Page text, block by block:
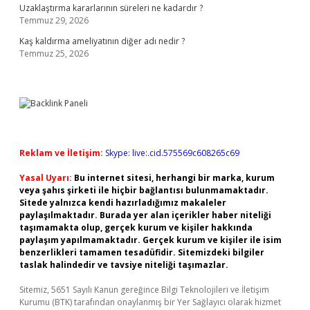
Uzaklaştırma kararlarının süreleri ne kadardır ?
Temmuz 29, 2026
Kaş kaldırma ameliyatının diğer adı nedir ?
Temmuz 25, 2026
Reklam ve İletişim: Skype: live:.cid.575569c608265c69
Yasal Uyarı: Bu internet sitesi, herhangi bir marka, kurum
veya şahıs şirketi ile hiçbir bağlantısı bulunmamaktadır.
Sitede yalnızca kendi hazırladığımız makaleler
paylaşılmaktadır. Burada yer alan içerikler haber niteliği
taşımamakta olup, gerçek kurum ve kişiler hakkında
paylaşım yapılmamaktadır. Gerçek kurum ve kişiler ile isim
benzerlikleri tamamen tesadüfidir. Sitemizdeki bilgiler
taslak halindedir ve tavsiye niteliği taşımazlar.
Sitemiz, 5651 Sayılı Kanun gereğince Bilgi Teknolojileri ve İletişim
Kurumu (BTK) tarafından onaylanmış bir Yer Sağlayıcı olarak hizmet